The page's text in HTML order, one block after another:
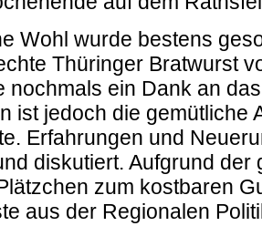
Wohl wurde bestens
Thüringer Bratwurst
nochmals ein Dank an
ist jedoch die gemütliche
Erfahrungen und
diskutiert. Aufgrund der
zum kostbaren
aus der Regionalen